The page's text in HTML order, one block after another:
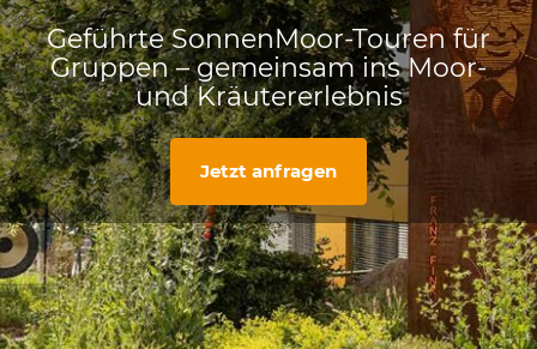
Geführte SonnenMoor-Touren für
Gruppen – gemeinsam ins Moor-
und Kräutererlebnis
Jetzt anfragen